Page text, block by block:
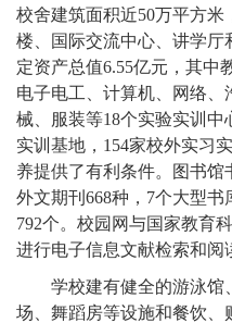
校舍建筑面积近50万平方米
楼、国际交流中心、讲学厅
定资产总值6.55亿元，其中
电子电工、计算机、网络
械、服装等18个实验实训中
实训基地，154家校外实习
养提供了有利条件。图书馆
外文期刊668种，7个大型书
792个。校园网与国家教育
进行电子信息文献检索和阅
学校建有健全的游泳馆
场、舞蹈房等设施和餐饮、